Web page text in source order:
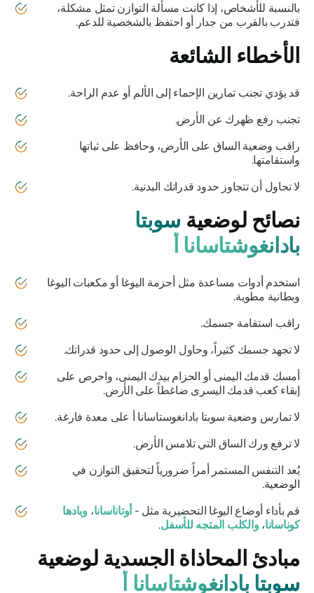
بالنسبة للأشخاص، إذا كانت مسألة التوازن تمثل مشكلة،
فتدرب بالقرب من جدار أو احتفظ بالشخصية للدعم.
الأخطاء الشائعة
قد يؤدي تجنب تمارين الإحماء إلى الألم أو عدم الراحة.
تجنب رفع ظهرك عن الأرض.
راقب وضعية الساق على الأرض، وحافظ على ثباتها
واستقامتها.
لا تحاول أن تتجاوز حدود قدراتك البدنية.
نصائح لوضعيةسوبتا
بادانغوشتاسانا أ
استخدم أدوات مساعدة مثل أحزمة اليوغا أو مكعبات اليوغا
وبطانية مطوية.
راقب استقامة جسمك.
لا تجهد جسمك كثيراً، وحاول الوصول إلى حدود قدراتك.
أمسك قدمك اليمنى أو الحزام بيدك اليمنى، واحرص على
إبقاء كعب قدمك اليسرى ضاغطاً على الأرض.
لا تمارس وضعيةسوبتا بادانغوستاساناأ على معدة فارغة.
لا ترفع ورك الساق التي تلامس الأرض.
يُعد التنفس المستمر أمراً ضرورياً لتحقيق التوازن في
الوضعية.
قم بأداء أوضاع اليوغا التحضيرية مثل - أوتاناسانا،وبادها
كوناسانا،والكلب المتجه للأسفل.
مبادئ المحاذاة الجسدية لوضعية
سوبتا بادانغوشتاسانا أ